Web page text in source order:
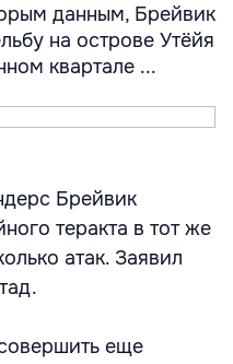
данным, Брейвик
на острове Утёйя
квартале ...
Брейвик
теракта в тот же
атак. Заявил
еще